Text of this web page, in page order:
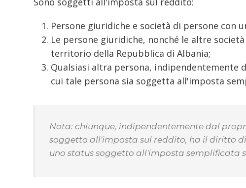
Persone giuridiche e società di persone con
Le persone giuridiche, nonché le altre
territorio della Repubblica di Albania;
Qualsiasi altra persona, indipendentemente
cui tale persona sia soggetta all'imposta
Nota: chiunque, indipendentemente dal
soggetto all'imposta sul reddito, ha il diritto
uno status soggetto all'imposta semplificata